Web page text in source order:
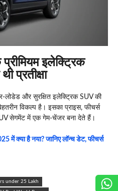
इलेक्ट्रिक
प्रतीक्षा
और सुरक्षित इलेक्ट्रिक SUV की
विकल्प है। इसका प्राइस, फीचर्स
सेगमेंट में एक गेम-चेंजर बना देते हैं।
में क्या है नया? जानिए लॉन्च डेट, फीचर्स
under 25 Lakh